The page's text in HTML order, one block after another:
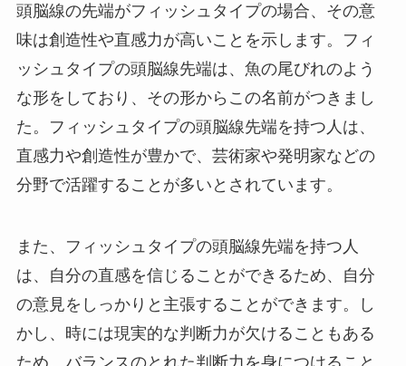
頭脳線の先端がフィッシュタイプの場合、その意
味は創造性や直感力が高いことを示します。フィ
ッシュタイプの頭脳線先端は、魚の尾びれのよう
な形をしており、その形からこの名前がつきまし
た。フィッシュタイプの頭脳線先端を持つ人は、
直感力や創造性が豊かで、芸術家や発明家などの
分野で活躍することが多いとされています。
また、フィッシュタイプの頭脳線先端を持つ人
は、自分の直感を信じることができるため、自分
の意見をしっかりと主張することができます。し
かし、時には現実的な判断力が欠けることもある
ため、バランスのとれた判断力を身につけること